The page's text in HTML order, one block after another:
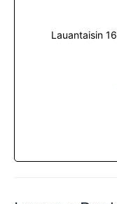
Lauantaisin